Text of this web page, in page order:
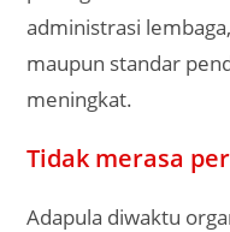
administrasi
maupun standar
meningkat.
Tidak merasa
Adapula diwaktu